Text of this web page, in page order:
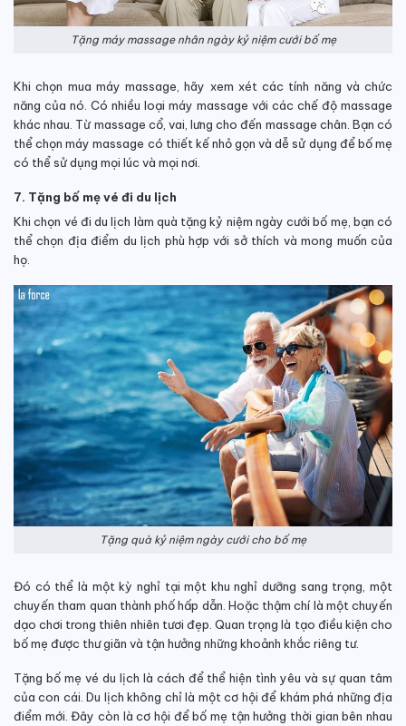
Tặng máy massage nhân ngày kỷ niệm cưới bố mẹ
Khi chọn mua máy massage, hãy xem xét các tính năng và chức
năng của nó. Có nhiều loại máy massage với các chế độ massage
khác nhau. Từ massage cổ, vai, lưng cho đến massage chân. Bạn có
thể chọn máy massage có thiết kế nhỏ gọn và dễ sử dụng để bố mẹ
có thể sử dụng mọi lúc và mọi nơi.
7. Tặng bố mẹ vé đi du lịch
Khi chọn vé đi du lịch làm quà tặng kỷ niệm ngày cưới bố mẹ, bạn có
thể chọn địa điểm du lịch phù hợp với sở thích và mong muốn của
họ.
Tặng quà kỷ niệm ngày cưới cho bố mẹ
Đó có thể là một kỳ nghỉ tại một khu nghỉ dưỡng sang trọng, một
chuyến tham quan thành phố hấp dẫn. Hoặc thậm chí là một chuyến
dạo chơi trong thiên nhiên tươi đẹp. Quan trọng là tạo điều kiện cho
bố mẹ được thư giãn và tận hưởng những khoảnh khắc riêng tư.
Tặng bố mẹ vé du lịch là cách để thể hiện tình yêu và sự quan tâm
của con cái. Du lịch không chỉ là một cơ hội để khám phá những địa
điểm mới. Đây còn là cơ hội để bố mẹ tận hưởng thời gian bên nhau